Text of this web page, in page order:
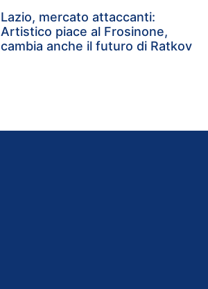
Lazio, mercato attaccanti:
Artistico piace al Frosinone,
cambia anche il futuro di Ratkov